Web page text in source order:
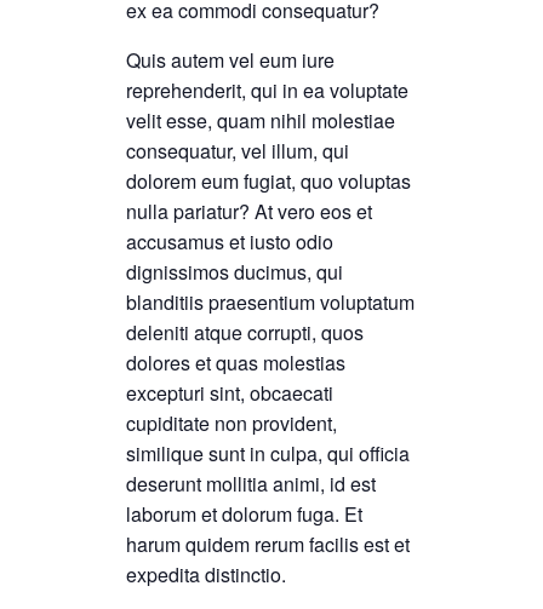
ex ea commodi consequatur?
Quis autem vel eum iure
reprehenderit, qui in ea voluptate
velit esse, quam nihil molestiae
consequatur, vel illum, qui
dolorem eum fugiat, quo voluptas
nulla pariatur? At vero eos et
accusamus et iusto odio
dignissimos ducimus, qui
blanditiis praesentium voluptatum
deleniti atque corrupti, quos
dolores et quas molestias
excepturi sint, obcaecati
cupiditate non provident,
similique sunt in culpa, qui officia
deserunt mollitia animi, id est
laborum et dolorum fuga. Et
harum quidem rerum facilis est et
expedita distinctio.